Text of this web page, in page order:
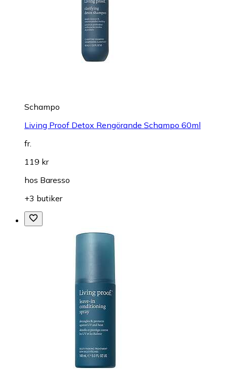
Schampo
Living Proof Detox Rengörande Schampo 60ml
fr.
119 kr
hos Baresso
+3 butiker